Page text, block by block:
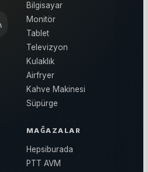
Bilgisayar
Monitör
Tablet
Televizyon
Kulaklık
Airfryer
Kahve Makinesi
Süpürge
MAĞAZALAR
Hepsiburada
PTT AVM